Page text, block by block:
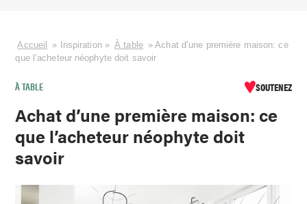
Accueil » Inspiration» À table »Achat d’une première maison: ce
que l’acheteur néophyte doit savoir
À TABLE SOUTENEZ
Achat d’une première maison: ce
que l’acheteur néophyte doit
savoir